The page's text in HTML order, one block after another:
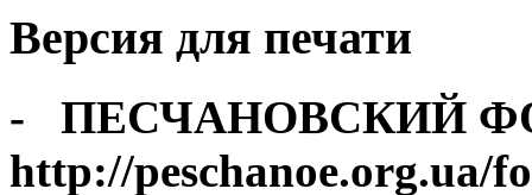
Версия для печати
- ПЕСЧАНОВСКИЙ
http://peschanoe.org.ua/